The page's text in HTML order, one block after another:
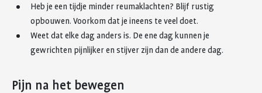
Heb je een tijdje minder reumaklachten? Blijf rustig
opbouwen. Voorkom dat je ineens te veel doet.
Weet dat elke dag anders is. De ene dag kunnen je
gewrichten pijnlijker en stijver zijn dan de andere dag.
Pijn na het bewegen